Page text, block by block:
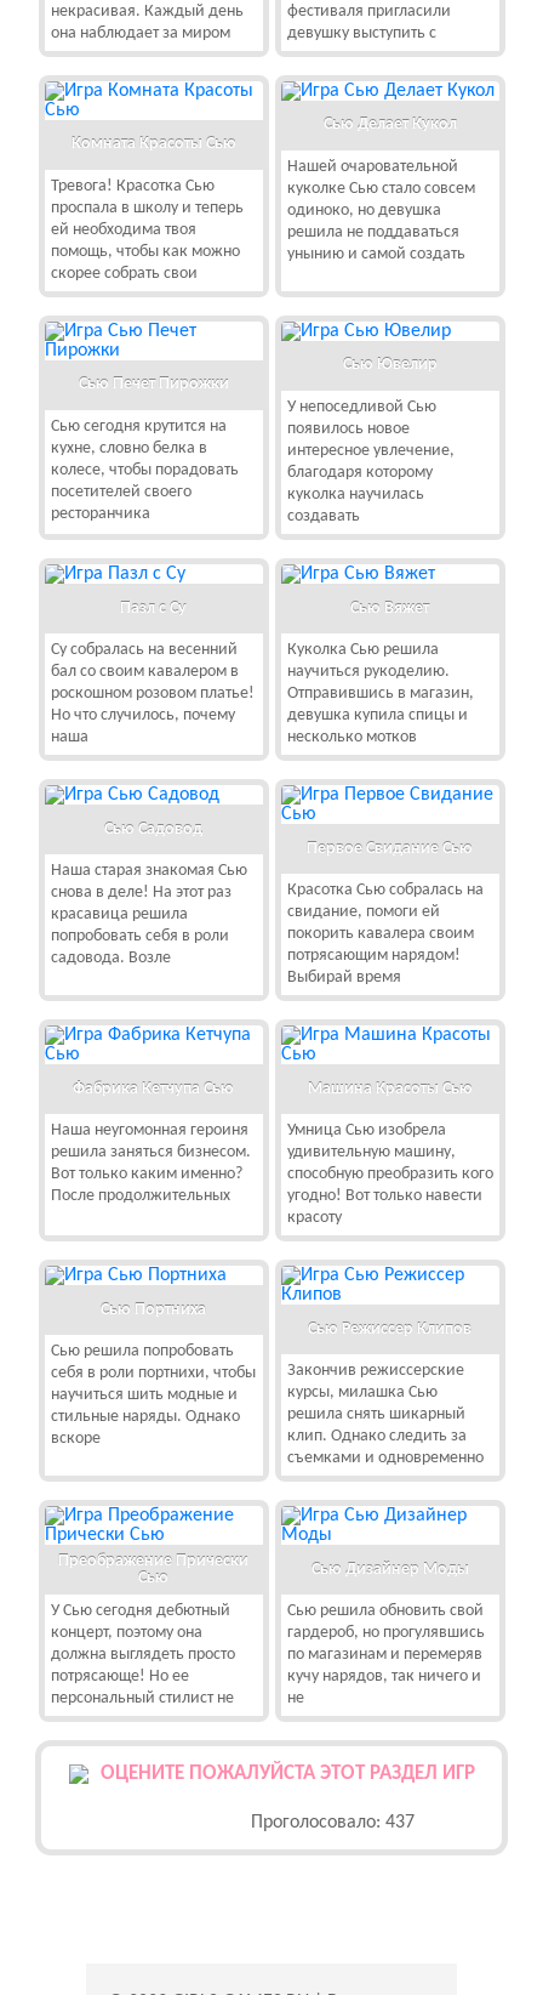
некрасивая. Каждый день
она наблюдает за миром
фестиваля пригласили
девушку выступить с
Комната Красоты Сью
Тревога! Красотка Сью
проспала в школу и теперь
ей необходима твоя
помощь, чтобы как можно
скорее собрать свои
Сью Делает Кукол
Нашей очаровательной
куколке Сью стало совсем
одиноко, но девушка
решила не поддаваться
унынию и самой создать
Сью Печет Пирожки
Сью сегодня крутится на
кухне, словно белка в
колесе, чтобы порадовать
посетителей своего
ресторанчика
Сью Ювелир
У непоседливой Сью
появилось новое
интересное увлечение,
благодаря которому
куколка научилась
создавать
Пазл с Су
Су собралась на весенний
бал со своим кавалером в
роскошном розовом платье!
Но что случилось, почему
наша
Сью Вяжет
Куколка Сью решила
научиться рукоделию.
Отправившись в магазин,
девушка купила спицы и
несколько мотков
Сью Садовод
Наша старая знакомая Сью
снова в деле! На этот раз
красавица решила
попробовать себя в роли
садовода. Возле
Первое Свидание Сью
Красотка Сью собралась на
свидание, помоги ей
покорить кавалера своим
потрясающим нарядом!
Выбирай время
Фабрика Кетчупа Сью
Наша неугомонная героиня
решила заняться бизнесом.
Вот только каким именно?
После продолжительных
Машина Красоты Сью
Умница Сью изобрела
удивительную машину,
способную преобразить кого
угодно! Вот только навести
красоту
Сью Портниха
Сью решила попробовать
себя в роли портнихи, чтобы
научиться шить модные и
стильные наряды. Однако
вскоре
Сью Режиссер Клипов
Закончив режиссерские
курсы, милашка Сью
решила снять шикарный
клип. Однако следить за
съемками и одновременно
Преображение Прически
Сью
У Сью сегодня дебютный
концерт, поэтому она
должна выглядеть просто
потрясающе! Но ее
персональный стилист не
Сью Дизайнер Моды
Сью решила обновить свой
гардероб, но прогулявшись
по магазинам и перемеряв
кучу нарядов, так ничего и
не
ОЦЕНИТЕ ПОЖАЛУЙСТА ЭТОТ РАЗДЕЛ ИГР
Проголосовало: 437